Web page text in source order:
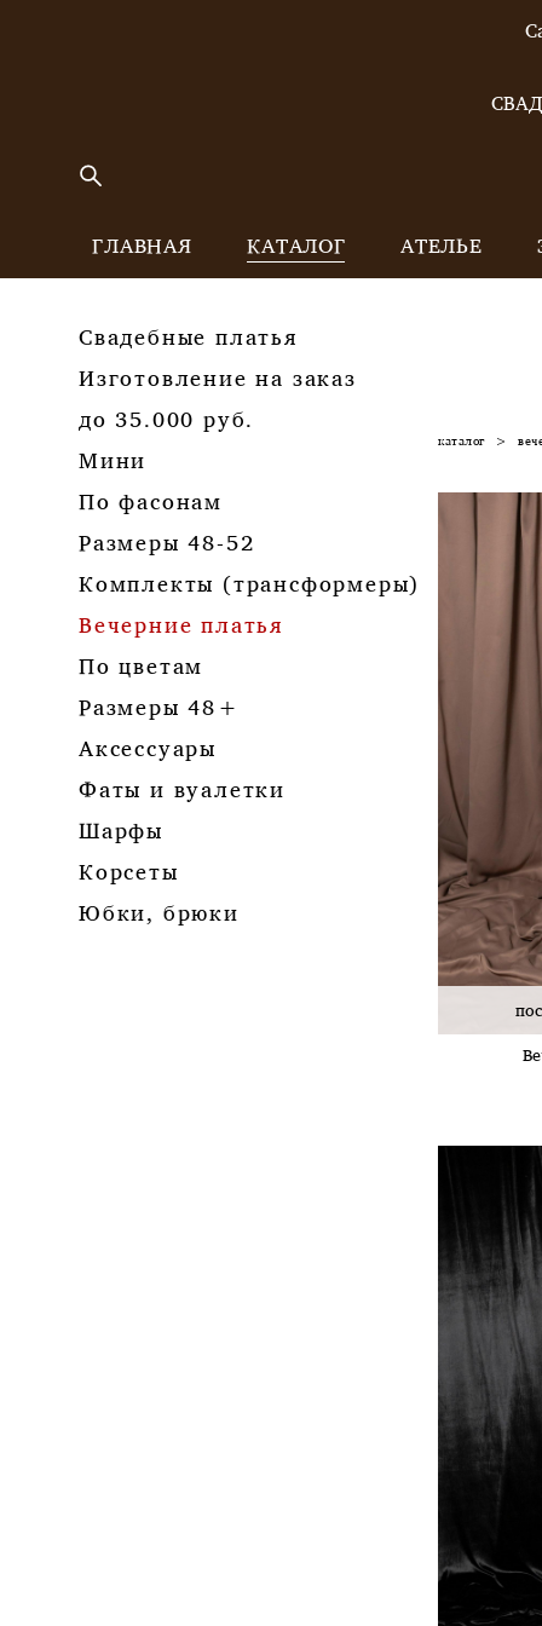
ГЛАВНАЯ КАТАЛОГ АТЕЛЬЕ
Свадебные платья
Изготовление на заказ
до 35.000 руб.
Мини
По фасонам
Размеры 48-52
Комплекты (трансформеры)
Вечерние платья
По цветам
Размеры 48+
Аксессуары
Фаты и вуалетки
Шарфы
Корсеты
Юбки, брюки
каталог >